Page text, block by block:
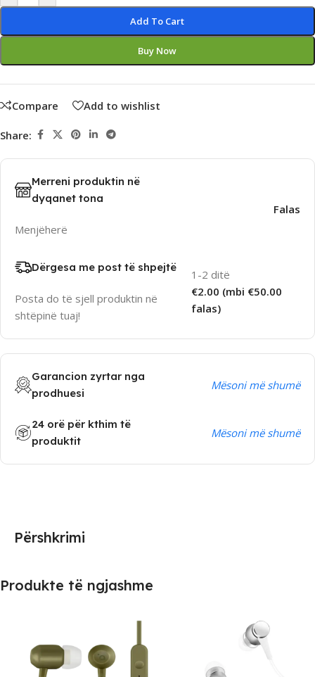
Add To Cart
Buy Now
Compare Add to wishlist
Share:
Merreni produktin në
dyqanet tona
Menjëherë
Falas
Dërgesa me post të shpejtë
Posta do të sjell produktin në
shtëpinë tuaj!
1-2 ditë
€2.00 (mbi €50.00
falas)
Garancion zyrtar nga
prodhuesi
Mësoni më shumë
24 orë për kthim të
produktit
Mësoni më shumë
Përshkrimi
Produkte të ngjashme